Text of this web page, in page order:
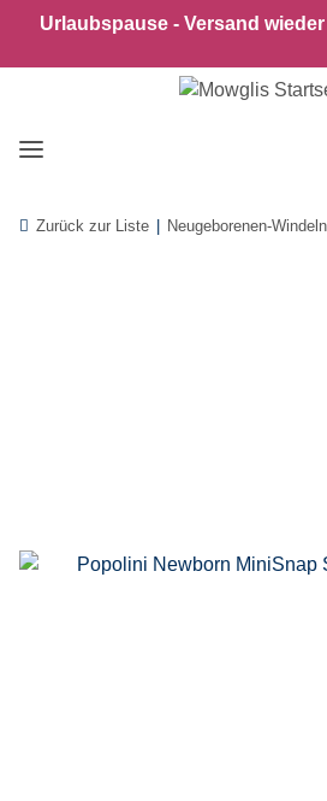
Urlaubspause - Versand
Zurück zur Liste Neugeborenen-Windeln